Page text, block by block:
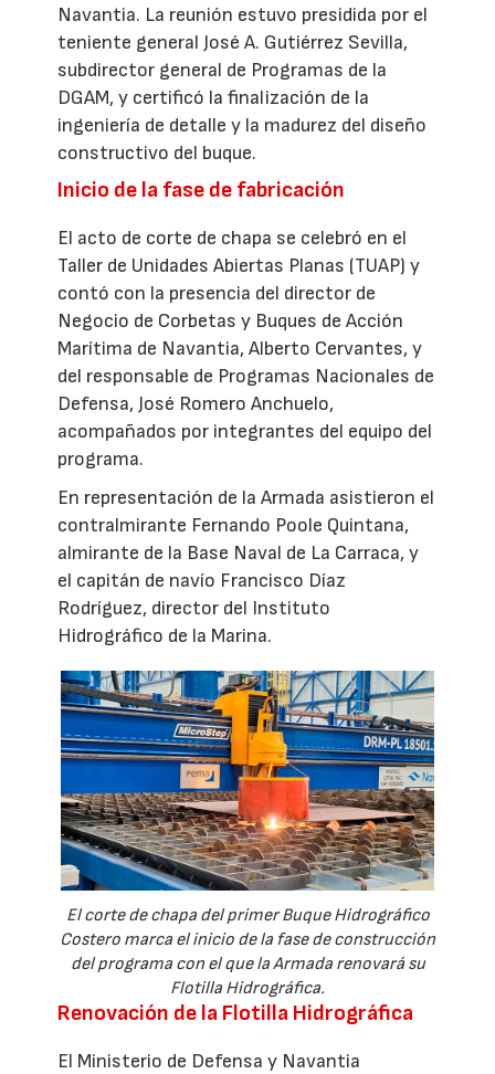
Navantia. La reunión estuvo presidida por el
teniente general José A. Gutiérrez Sevilla,
subdirector general de Programas de la
DGAM, y certificó la finalización de la
ingeniería de detalle y la madurez del diseño
constructivo del buque.
Inicio de la fase de fabricación
El acto de corte de chapa se celebró en el
Taller de Unidades Abiertas Planas (TUAP) y
contó con la presencia del director de
Negocio de Corbetas y Buques de Acción
Marítima de Navantia, Alberto Cervantes, y
del responsable de Programas Nacionales de
Defensa, José Romero Anchuelo,
acompañados por integrantes del equipo del
programa.
En representación de la Armada asistieron el
contralmirante Fernando Poole Quintana,
almirante de la Base Naval de La Carraca, y
el capitán de navío Francisco Díaz
Rodríguez, director del Instituto
Hidrográfico de la Marina.
El corte de chapa del primer Buque Hidrográfico
Costero marca el inicio de la fase de construcción
del programa con el que la Armada renovará su
Flotilla Hidrográfica.
Renovación de la Flotilla Hidrográfica
El Ministerio de Defensa y Navantia